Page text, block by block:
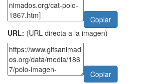
Copiar
URL: (URL directa a la imagen)
Copiar